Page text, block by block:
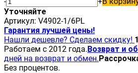
Уточняйте
Артикул: V4902-1/6PL
Гарантия лучшей цены!
Нашли дешевле? Сделаем скидку!
Работаем с 2012 года.Возврат и
дней на возврат и обмен.
Без процентов.